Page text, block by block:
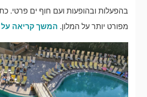
בהפעלות ובהופעות ועם חוף ים פרטי.
מפורט יותר על המלון. המשך קריאה על